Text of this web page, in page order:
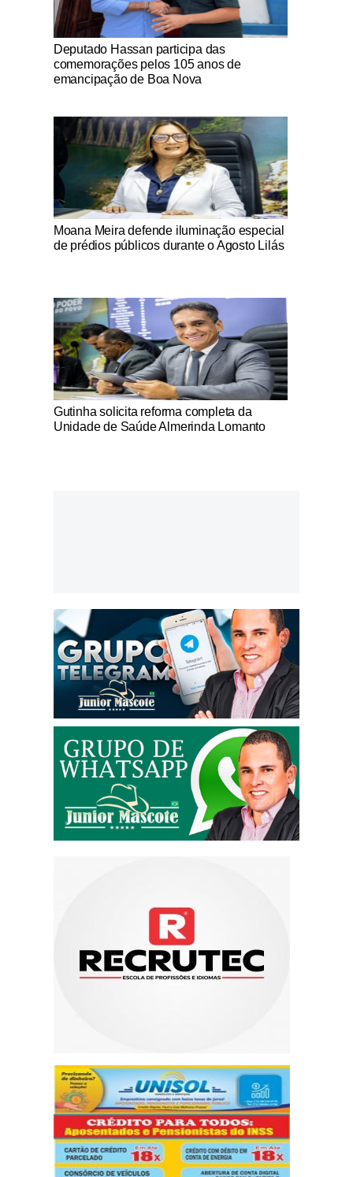
Notícias Católicas
Deputado Hassan participa das
comemorações pelos 105 anos de
emancipação de Boa Nova
Notícias Católicas
Moana Meira defende iluminação especial
de prédios públicos durante o Agosto Lilás
Notícias Católicas
Gutinha solicita reforma completa da
Unidade de Saúde Almerinda Lomanto